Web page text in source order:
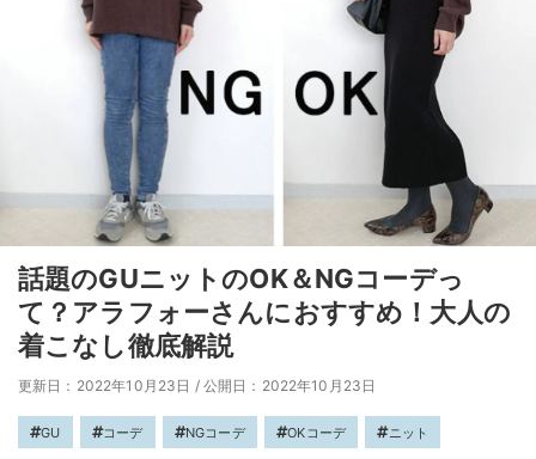
話題のGUニットのOK＆NGコーデっ
て？アラフォーさんにおすすめ！大人の
着こなし徹底解説
更新日：2022年10月23日 / 公開日：2022年10月23日
GU コーデ NGコーデ OKコーデ ニット